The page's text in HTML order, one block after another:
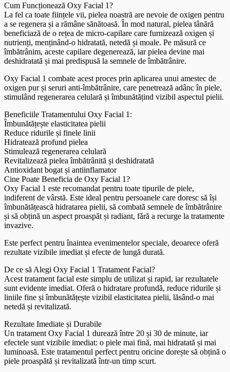
Cum Funcționează Oxy Facial 1?
La fel ca toate ființele vii, pielea noastră are nevoie de oxigen pentru
a se regenera și a rămâne sănătoasă. În mod natural, pielea tânără
beneficiază de o rețea de micro-capilare care furnizează oxigen și
nutrienți, menținând-o hidratată, netedă și moale. Pe măsură ce
îmbătrânim, aceste capilare degenerează, iar pielea devine mai
deshidratată și mai predispusă la semnele de îmbătrânire.
Oxy Facial 1 combate acest proces prin aplicarea unui amestec de
oxigen pur și seruri anti-îmbătrânire, care penetrează adânc în piele,
stimulând regenerarea celulară și îmbunătățind vizibil aspectul pielii.
Beneficiile Tratamentului Oxy Facial 1:
Îmbunătățește elasticitatea pielii
Reduce ridurile și finele linii
Hidratează profund pielea
Stimulează regenerarea celulară
Revitalizează pielea îmbătrânită și deshidratată
Antioxidant bogat și antiinflamator
Cine Poate Beneficia de Oxy Facial 1?
Oxy Facial 1 este recomandat pentru toate tipurile de piele,
indiferent de vârstă. Este ideal pentru persoanele care doresc să își
îmbunătățească hidratarea pielii, să combată semnele de îmbătrânire
și să obțină un aspect proaspăt și radiant, fără a recurge la tratamente
invazive.
Este perfect pentru înaintea evenimentelor speciale, deoarece oferă
rezultate vizibile imediat și efecte de lungă durată.
De ce să Alegi Oxy Facial 1 Tratament Facial?
Acest tratament facial este simplu de utilizat și rapid, iar rezultatele
sunt evidente imediat. Oferă o hidratare profundă, reduce ridurile și
liniile fine și îmbunătățește vizibil elasticitatea pielii, lăsând-o mai
netedă și revitalizată.
Rezultate Imediate și Durabile
Un tratament Oxy Facial 1 durează între 20 și 30 de minute, iar
efectele sunt vizibile imediat: o piele mai fină, mai hidratată și mai
luminoasă. Este tratamentul perfect pentru oricine dorește să obțină o
piele proaspătă și revitalizată într-un timp scurt.